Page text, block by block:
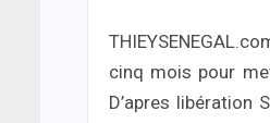
cinq mois pour
D’apres libération